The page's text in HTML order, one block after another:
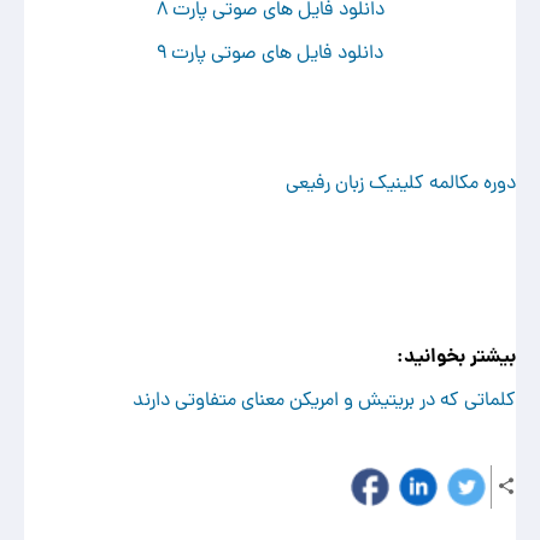
دانلود فایل های صوتی پارت 8
دانلود فایل های صوتی پارت 9
دوره مکالمه کلینیک زبان رفیعی
بیشتر بخوانید:
کلماتی که در بریتیش و امریکن معنای متفاوتی دارند